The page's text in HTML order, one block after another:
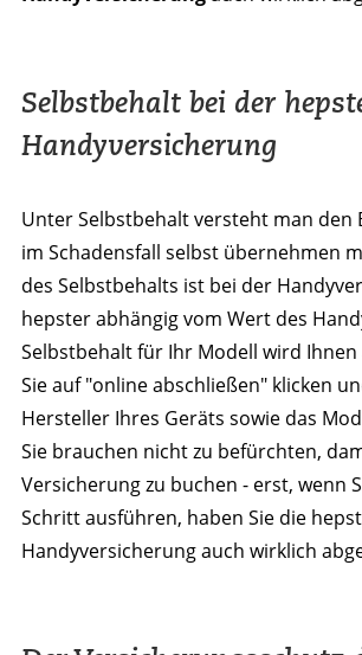
Selbstbehalt bei der
Handyversicherung
Unter Selbstbehalt versteht man den
im Schadensfall selbst übernehmen
des Selbstbehalts ist bei der
hepster abhängig vom Wert des
Selbstbehalt für Ihr Modell wird Ihnen
Sie auf "online abschließen" klicken
Hersteller Ihres Geräts sowie das
Sie brauchen nicht zu befürchten,
Versicherung zu buchen - erst, wenn
Schritt ausführen, haben Sie die
Handyversicherung auch wirklich